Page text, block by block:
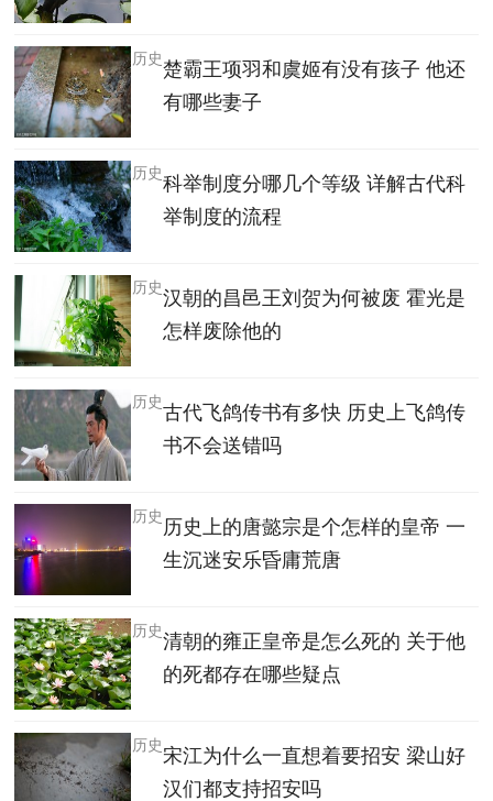
楚霸王项羽和虞姬有没有孩子 他还
有哪些妻子
历史
科举制度分哪几个等级 详解古代科
举制度的流程
历史
汉朝的昌邑王刘贺为何被废 霍光是
怎样废除他的
历史
古代飞鸽传书有多快 历史上飞鸽传
书不会送错吗
历史
历史上的唐懿宗是个怎样的皇帝 一
生沉迷安乐昏庸荒唐
历史
清朝的雍正皇帝是怎么死的 关于他
的死都存在哪些疑点
历史
宋江为什么一直想着要招安 梁山好
汉们都支持招安吗
历史